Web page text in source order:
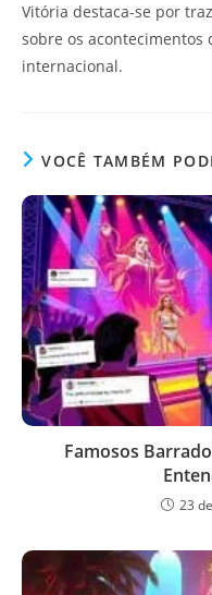
Vitória destaca-se por
sobre os acontecimentos
internacional.
VOCÊ TAMBÉM
Famosos
23